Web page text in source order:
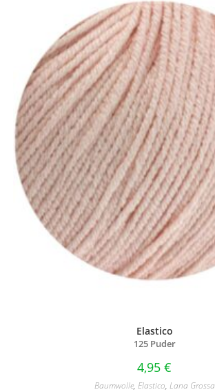
Elastico
125 Puder
4,95 €
Baumwolle, Elastico, Lana Grossa